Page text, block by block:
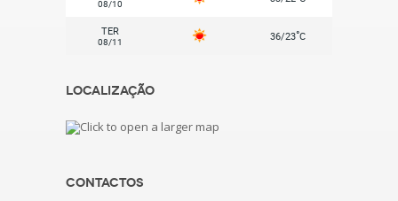
08/10
TER
08/11 36/23°C
Localização
Contactos